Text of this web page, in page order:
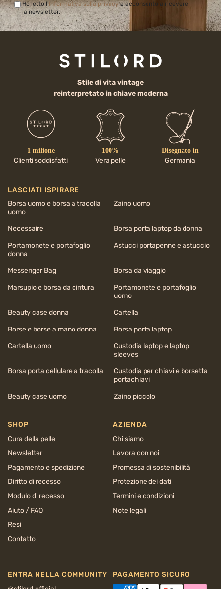
Ho letto l'Informativa sulla privacye acconsento a ricevere
la newsletter.
Stile di vita vintage
reinterpretato in chiave moderna
1 milione
Clienti soddisfatti
100%
Vera pelle
Disegnato in
Germania
LASCIATI ISPIRARE
Borsa uomo e borsa a tracolla
uomo
Zaino uomo
Necessaire
Borsa porta laptop da donna
Portamonete e portafoglio
donna
Astucci portapenne e astuccio
Messenger Bag
Borsa da viaggio
Marsupio e borsa da cintura
Portamonete e portafoglio
uomo
Beauty case donna
Cartella
Borse e borse a mano donna
Borsa porta laptop
Cartella uomo
Custodia laptop e laptop
sleeves
Borsa porta cellulare a tracolla
Custodia per chiavi e borsetta
portachiavi
Beauty case uomo
Zaino piccolo
SHOP
Cura della pelle
Newsletter
Pagamento e spedizione
Diritto di recesso
Modulo di recesso
Aiuto / FAQ
Resi
Contatto
AZIENDA
Chi siamo
Lavora con noi
Promessa di sostenibilità
Protezione dei dati
Termini e condizioni
Note legali
ENTRA NELLA COMMUNITY
PAGAMENTO SICURO